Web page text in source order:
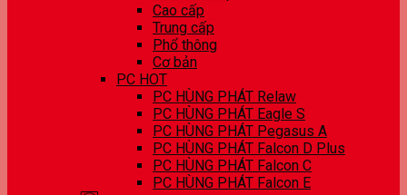
Cao cấp
Trung cấp
Phổ thông
Cơ bản
PC HOT
PC HÙNG PHÁT Relaw
PC HÙNG PHÁT Eagle S
PC HÙNG PHÁT Pegasus A
PC HÙNG PHÁT Falcon D Plus
PC HÙNG PHÁT Falcon C
PC HÙNG PHÁT Falcon E